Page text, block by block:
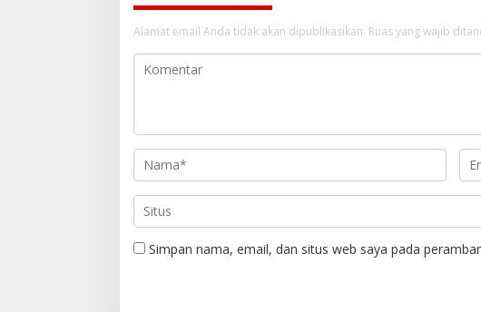
Alamat email Anda tidak akan dipublikasikan. Ruas yang wajib
Simpan nama, email, dan situs web saya pada